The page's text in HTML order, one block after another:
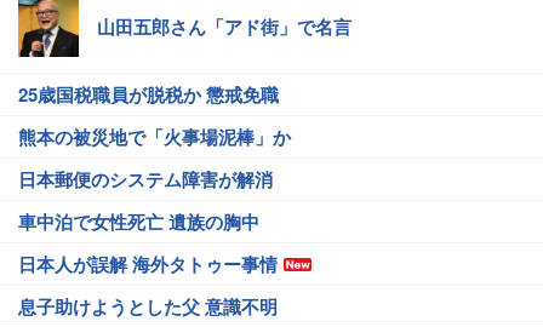
山田五郎さん「アド街」で名言
25歳国税職員が脱税か 懲戒免職
熊本の被災地で「火事場泥棒」か
日本郵便のシステム障害が解消
車中泊で女性死亡 遺族の胸中
日本人が誤解 海外タトゥー事情
息子助けようとした父 意識不明